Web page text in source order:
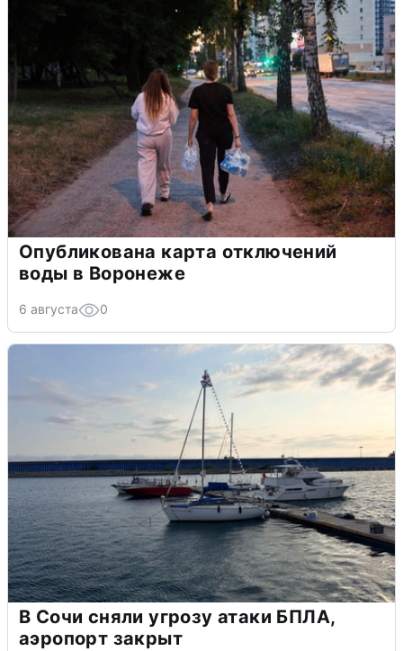
Опубликована карта отключений
воды в Воронеже
6 августа 0
В Сочи сняли угрозу атаки БПЛА,
аэропорт закрыт